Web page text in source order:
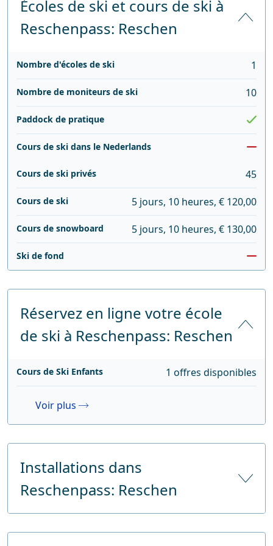
Écoles de ski et cours de ski à
Reschenpass: Reschen
Nombre d'écoles de ski 1
Nombre de moniteurs de ski 10
Paddock de pratique
Cours de ski dans le Nederlands
Cours de ski privés 45
Cours de ski 5 jours, 10 heures, € 120,00
Cours de snowboard 5 jours, 10 heures, € 130,00
Ski de fond
Réservez en ligne votre école
de ski à Reschenpass: Reschen
Cours de Ski Enfants 1 offres disponibles
Voir plus
Installations dans
Reschenpass: Reschen